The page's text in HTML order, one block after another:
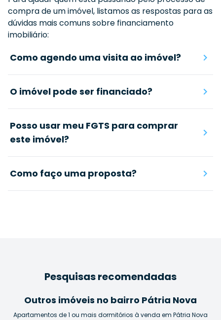
compra de um imóvel, listamos as respostas para as
dúvidas mais comuns sobre financiamento
imobiliário:
Como agendo uma visita ao imóvel?
O imóvel pode ser financiado?
Posso usar meu FGTS para comprar
este imóvel?
Como faço uma proposta?
Pesquisas recomendadas
Outros imóveis no bairro Pátria Nova
Apartamentos de 1 ou mais dormitórios à venda em Pátria Nova